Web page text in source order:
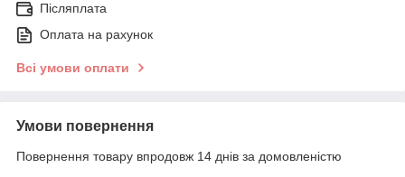
Післяплата
Оплата на рахунок
Всі умови оплати
Умови повернення
Повернення товару впродовж 14 днів за домовленістю